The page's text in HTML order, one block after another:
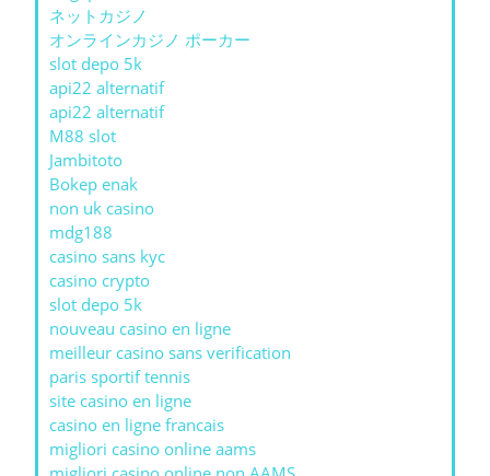
ネットカジノ
オンラインカジノ ポーカー
slot depo 5k
api22 alternatif
api22 alternatif
M88 slot
Jambitoto
Bokep enak
non uk casino
mdg188
casino sans kyc
casino crypto
slot depo 5k
nouveau casino en ligne
meilleur casino sans verification
paris sportif tennis
site casino en ligne
casino en ligne francais
migliori casino online aams